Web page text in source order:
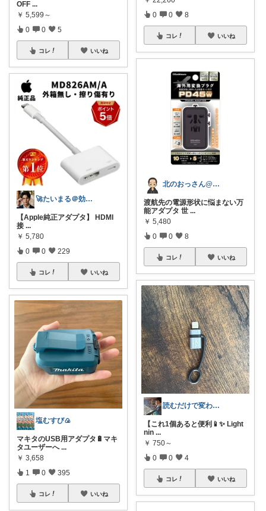
OFF ...
￥ 5,599～
0 0 5
コレ いいね
🚀たいまる＠効率至上主義のセレクトニキ
【Apple純正アダプタ】 HDMI
接 ...
￥ 5,780
0 0 229
コレ いいね
塩むすび🍙
マキタのUSB用アダプタ🔋マキ
タユーザーへ ...
￥ 3,658
1 0 395
コレ いいね
0 0 8
コレ いいね
北のおっさん@ガジェット好き
渡航先の電源形状に悩まない万
能アダプタ 世 ...
￥ 5,480
0 0 8
コレ いいね
読むだけで変わる本棚📚
【これ1個あると便利📱✨ Light
nin ...
￥ 750～
0 0 4
コレ いいね